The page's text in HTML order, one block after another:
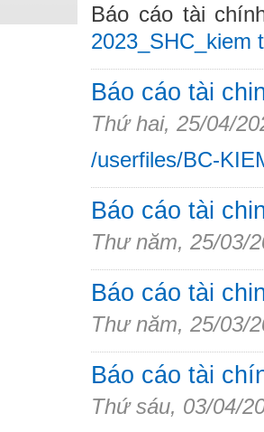
Báo cáo tài
2023_SHC_kiem
Báo cáo tài
Thứ hai, 25/04/
/userfiles/BC-
Báo cáo tài
Thư năm, 25/03/
Báo cáo tài
Thư năm, 25/03/
Báo cáo tài
Thứ sáu, 03/04/